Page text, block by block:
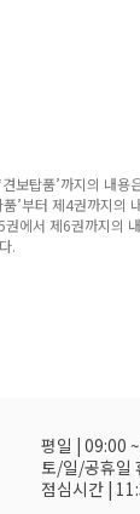
보탑품’까지의 내용
’부터 제4권까지의
에서 제6권까지의
.
평일 | 09:00
토/일/공휴일
점심시간 |